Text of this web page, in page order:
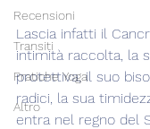
Recensioni
Transiti
Pratiche Yoga
Altro
Lascia infatti il
intimità raccolta, la
protettiva, il suo
radici, la sua
entra nel regno del